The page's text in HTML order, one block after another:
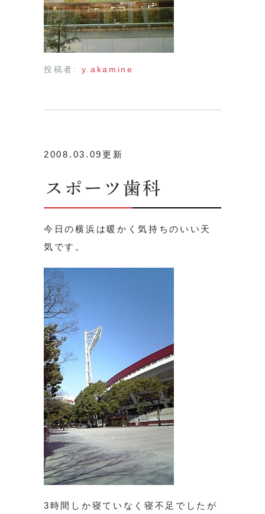
投稿者: y.akamine
2008.03.09更新
スポーツ歯科
今日の横浜は暖かく気持ちのいい天
気です。
3時間しか寝ていなく寝不足でしたが